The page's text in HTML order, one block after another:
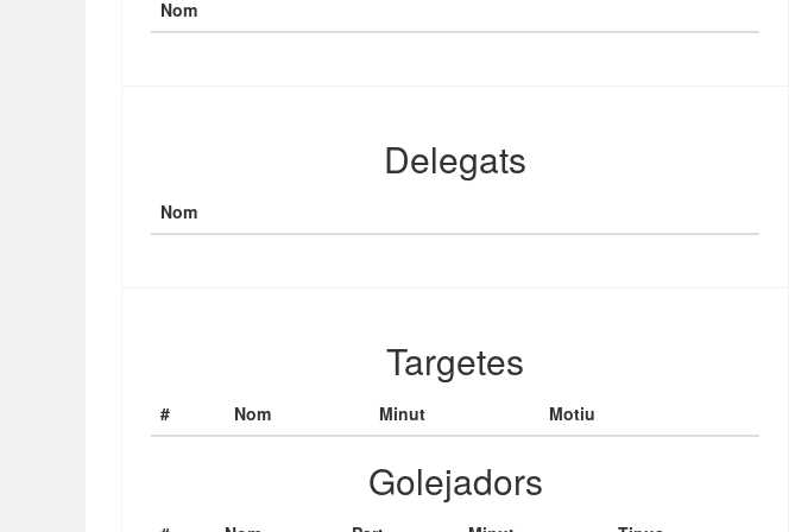
Nom
Delegats
Nom
Targetes
# Nom Minut Motiu
Golejadors